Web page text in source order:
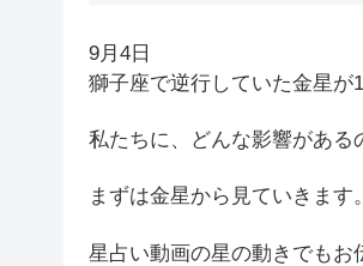
9月4日
獅子座で逆行していた金星が
私たちに、どんな影響がある
まずは金星から見ていきます。
星占い動画の星の動きでもお